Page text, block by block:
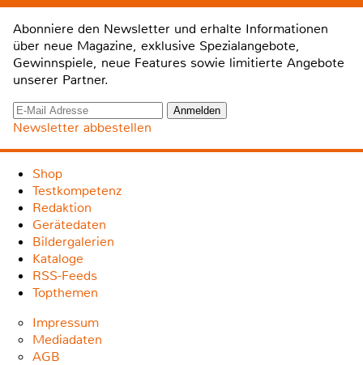
Abonniere den Newsletter und erhalte Informationen
über neue Magazine, exklusive Spezialangebote,
Gewinnspiele, neue Features sowie limitierte Angebote
unserer Partner.
Newsletter abbestellen
Shop
Testkompetenz
Redaktion
Gerätedaten
Bildergalerien
Kataloge
RSS-Feeds
Topthemen
Impressum
Mediadaten
AGB